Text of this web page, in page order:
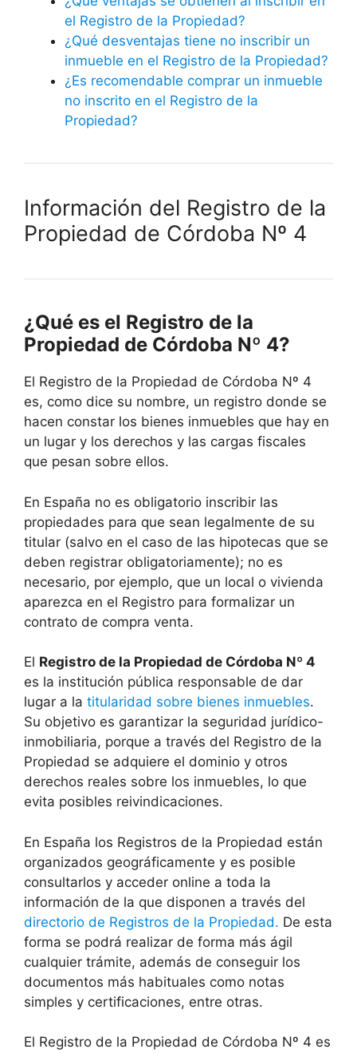
el Registro de la Propiedad?
¿Qué desventajas tiene no inscribir un
inmueble en el Registro de la Propiedad?
¿Es recomendable comprar un inmueble
no inscrito en el Registro de la
Propiedad?
Información del Registro de la
Propiedad de Córdoba Nº 4
¿Qué es el Registro de la
Propiedad de Córdoba Nº 4?
El Registro de la Propiedad de Córdoba Nº 4
es, como dice su nombre, un registro donde se
hacen constar los bienes inmuebles que hay en
un lugar y los derechos y las cargas fiscales
que pesan sobre ellos.
En España no es obligatorio inscribir las
propiedades para que sean legalmente de su
titular (salvo en el caso de las hipotecas que se
deben registrar obligatoriamente); no es
necesario, por ejemplo, que un local o vivienda
aparezca en el Registro para formalizar un
contrato de compra venta.
El Registro de la Propiedad de Córdoba Nº 4
es la institución pública responsable de dar
lugar a la titularidad sobre bienes inmuebles.
Su objetivo es garantizar la seguridad jurídico-
inmobiliaria, porque a través del Registro de la
Propiedad se adquiere el dominio y otros
derechos reales sobre los inmuebles, lo que
evita posibles reivindicaciones.
En España los Registros de la Propiedad están
organizados geográficamente y es posible
consultarlos y acceder online a toda la
información de la que disponen a través del
directorio de Registros de la Propiedad. De esta
forma se podrá realizar de forma más ágil
cualquier trámite, además de conseguir los
documentos más habituales como notas
simples y certificaciones, entre otras.
El Registro de la Propiedad de Córdoba Nº 4 es